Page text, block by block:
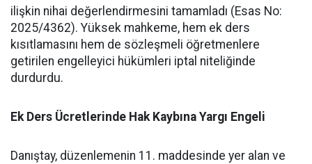
ilişkin nihai değerlendirmesini tamamladı (Esas No:
2025/4362). Yüksek mahkeme, hem ek ders
kısıtlamasını hem de sözleşmeli öğretmenlere
getirilen engelleyici hükümleri iptal niteliğinde
durdurdu.
​Ek Ders Ücretlerinde Hak Kaybına Yargı Engeli
​Danıştay, düzenlemenin 11. maddesinde yer alan ve